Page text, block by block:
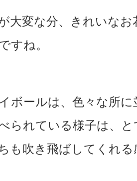
大変な分、きれいな
すね。
ボールは、色々な所
られている様子は、
も吹き飛ばしてくれ